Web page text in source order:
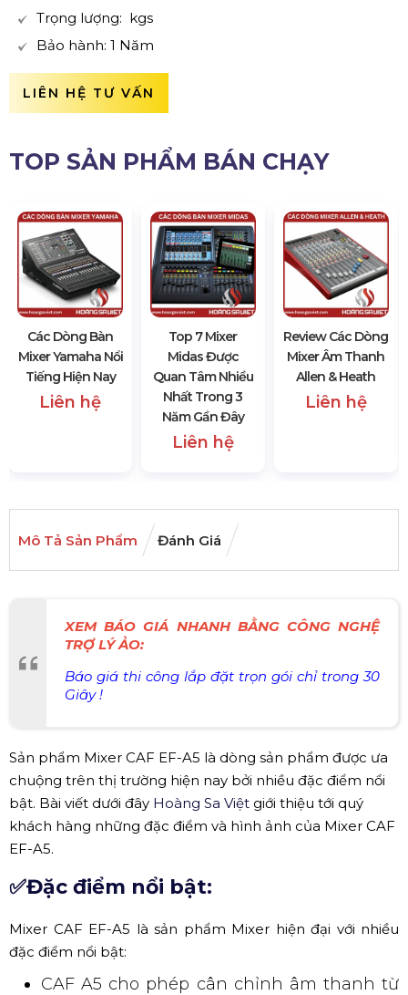
Trọng lượng: kgs
Bảo hành: 1 Năm
LIÊN HỆ TƯ VẤN
TOP SẢN PHẨM BÁN CHẠY
Các Dòng Bàn
Mixer Yamaha Nổi
Tiếng Hiện Nay
Liên hệ
Top 7 Mixer
Midas Được
Quan Tâm Nhiều
Nhất Trong 3
Năm Gần Đây
Liên hệ
Review Các Dòng
Mixer Âm Thanh
Allen & Heath
Liên hệ
Mô Tả Sản Phẩm Đánh Giá
XEM BÁO GIÁ NHANH BẰNG CÔNG NGHỆ
TRỢ LÝ ẢO:
Báo giá thi công lắp đặt trọn gói chỉ trong 30
Giây !
Sản phẩm Mixer CAF EF-A5 là dòng sản phẩm được ưa
chuộng trên thị trường hiện nay bởi nhiều đặc điểm nổi
bật. Bài viết dưới đây Hoàng Sa Việt giới thiệu tới quý
khách hàng những đặc điểm và hình ảnh của Mixer CAF
EF-A5.
✅Đặc điểm nổi bật:
Mixer CAF EF-A5 là sản phẩm Mixer hiện đại với nhiều
đặc điểm nổi bật:
CAF A5 cho phép cân chỉnh âm thanh từ